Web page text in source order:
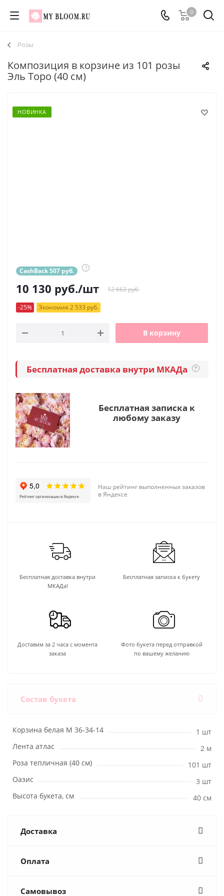
0
Розы
Композиция в корзине из 101 розы
Эль Торо (40 см)
НОВИНКА
CashBack 507 руб. ?
10 130 руб./шт 12 663 руб.
-25% Экономия 2 533 руб.
В корзину
Бесплатная доставка внутри МКАДа ?
Бесплатная записка к
любому заказу
Наш рейтинг выполненных заказов
в Яндексе
Бесплатная доставка внутри
МКАДа!
Бесплатная записка к букету
Доставим за 2 часа с момента
заказа
Фото букета перед отправкой
по вашему желанию
Состав букета
Корзина белая М 36-34-14
1 шт
Лента атлас
2 м
Роза тепличная (40 см)
101 шт
Оазис
3 шт
Высота букета, см
40 см
Доставка
Оплата
Самовывоз